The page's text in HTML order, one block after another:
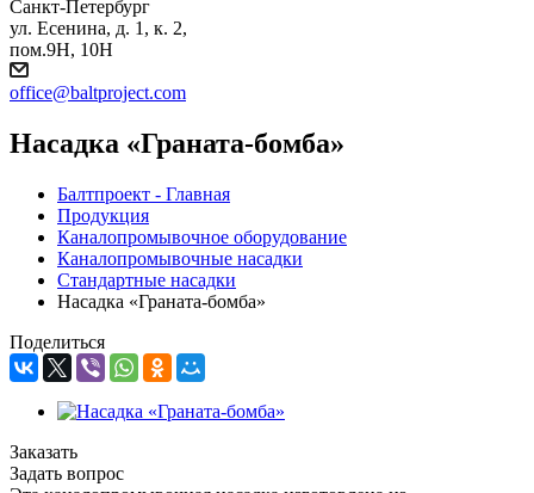
Санкт-Петербург
ул. Есенина, д. 1, к. 2,
пом.9Н, 10Н
office@baltproject.com
Насадка «Граната-бомба»
Балтпроект - Главная
Продукция
Каналопромывочное оборудование
Каналопромывочные насадки
Стандартные насадки
Насадка «Граната-бомба»
Поделиться
Заказать
Задать вопрос